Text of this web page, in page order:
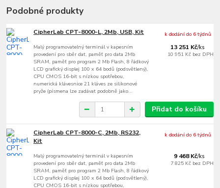
Podobné produkty
CipherLab CPT-8000-L, 2Mb, USB, Kit
Malý programovatelný terminál v kapesním
provedení pro sběr dat, paměť pro data 2Mb
SRAM, paměť pro program 2 Mb Flash, 8 řádkový
LCD grafický displej 100 x 64 bodů (podsvětlený),
CPU CMOS 16-bit s nízkou spotřebou,
numerická klávesnice 21 kláves ze silikonové
pryže (písmena lze zadávat podobně jako...
13 251 Kč/ks
10 951 Kč bez DPH
k dodání do 6 týdnů
Přidat do košíku
CipherLab CPT-8000-C, 2Mb, RS232,
Kit
Malý programovatelný terminál v kapesním
provedení pro sběr dat, paměť pro data 2Mb
SRAM, paměť pro program 2 Mb Flash, 8 řádkový
LCD grafický displej 100 x 64 bodů (podsvětlený),
CPU CMOS 16-bit s nízkou spotřebou,
9 468 Kč/ks
7 825 Kč bez DPH
k dodání do 6 týdnů